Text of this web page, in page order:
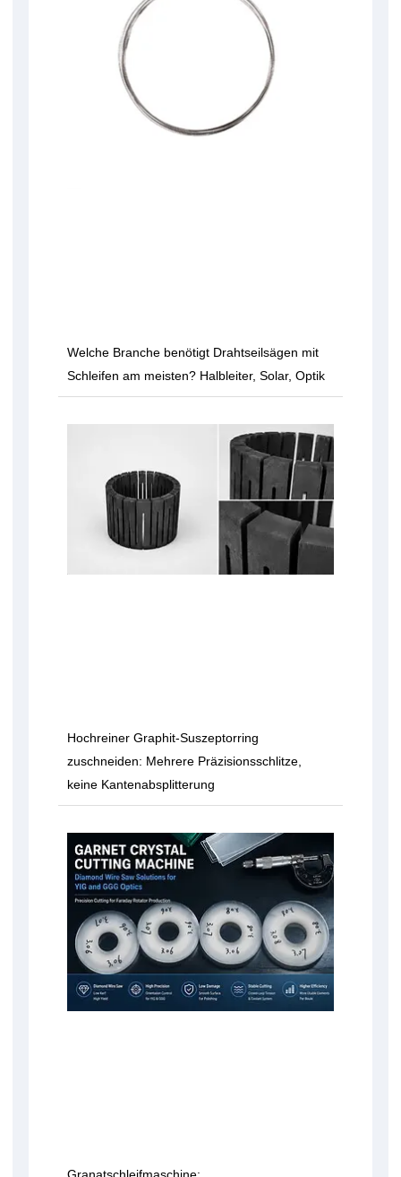
Welche Branche benötigt Drahtseilsägen mit
Schleifen am meisten? Halbleiter, Solar, Optik
Hochreiner Graphit-Suszeptorring
zuschneiden: Mehrere Präzisionsschlitze,
keine Kantenabsplitterung